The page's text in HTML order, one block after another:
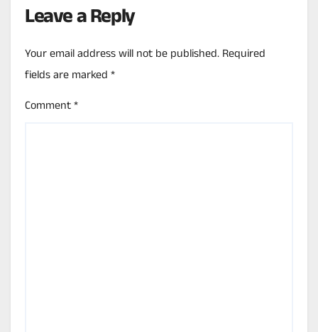
Leave a Reply
Your email address will not be published.Required
fields are marked*
Comment*